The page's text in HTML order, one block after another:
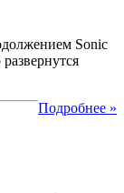
Sonic
Подробнее »